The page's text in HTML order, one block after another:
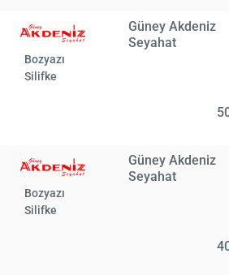
Güney Akdeniz
Seyahat
Bozyazı
Silifke
Güney Akdeniz
Seyahat
Bozyazı
Silifke